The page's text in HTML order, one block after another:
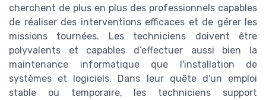
cherchent de plus en plus des professionnels capables
de réaliser des interventions efficaces et de gérer les
missions tournées. Les techniciens doivent être
polyvalents et capables d’effectuer aussi bien la
maintenance informatique que l'installation de
systèmes et logiciels. Dans leur quête d'un emploi
stable ou temporaire, les techniciens support